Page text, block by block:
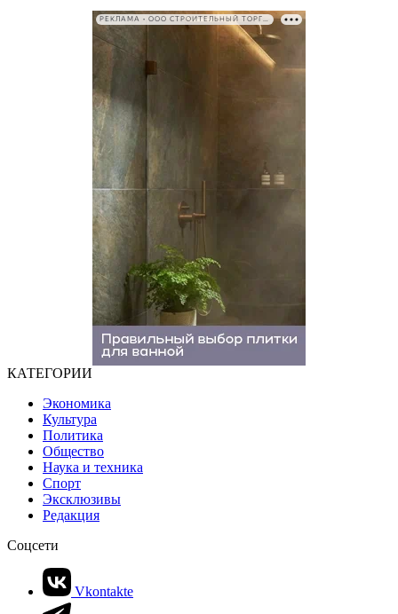
РЕКЛАМА • ООО СТРОИТЕЛЬНЫЙ ТОРГОВЫЙ ДОМ «ПЕТРОВИЧ». ИНН: 7802348846
КАТЕГОРИИ
Экономика
Культура
Политика
Общество
Наука и техника
Спорт
Эксклюзивы
Редакция
Соцсети
Vkontakte